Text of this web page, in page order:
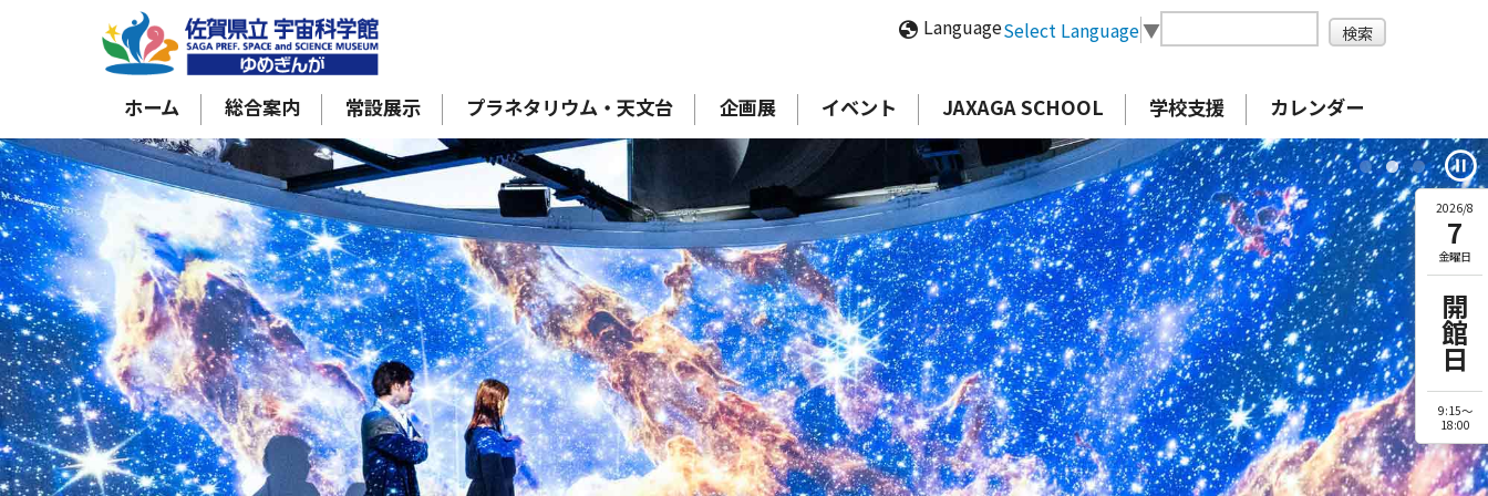
LanguageSelect Language▼
ホーム 総合案内 常設展示 プラネタリウム・天文台 企画展 イベント JAXAGA SCHOOL 学校支援 カレンダー
pause_circle
2026/8
7
金曜日
開館日
9:15～
18:00